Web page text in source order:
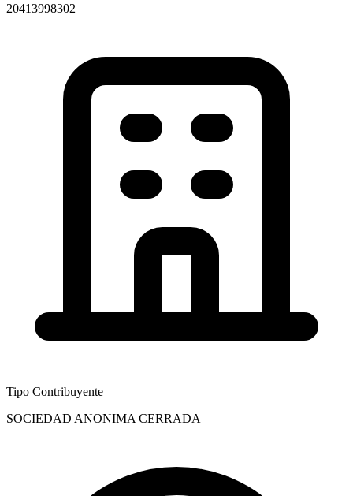
20413998302
Tipo Contribuyente
SOCIEDAD ANONIMA CERRADA